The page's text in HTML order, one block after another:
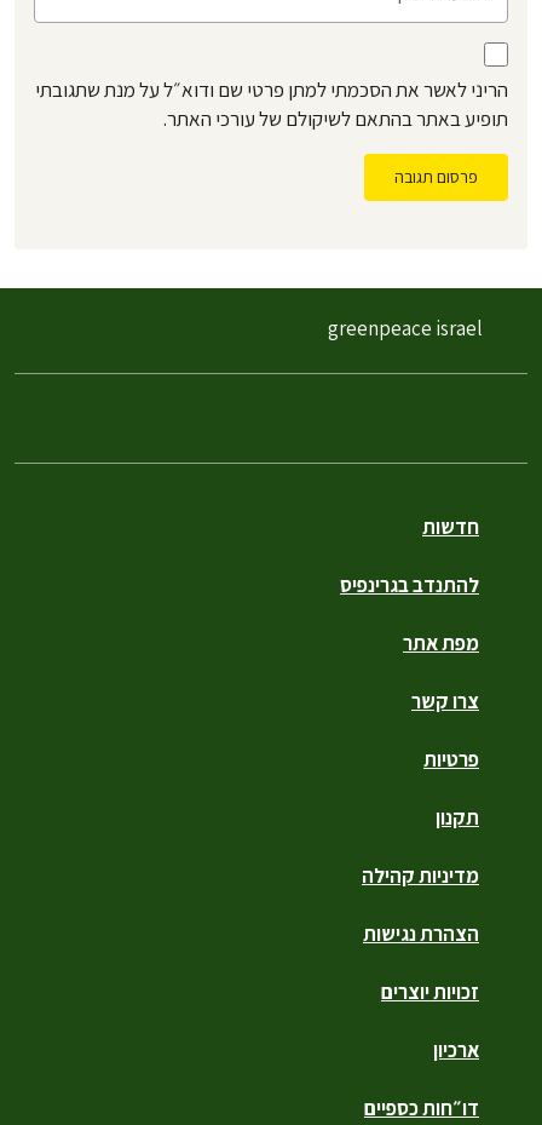
הריני לאשר את הסכמתי למתן פרטי שם ודוא״ל על מנת שתגובתי
תופיע באתר בהתאם לשיקולם של עורכי האתר.
פרסום תגובה
חדשות
להתנדב בגרינפיס
מפת אתר
צרו קשר
פרטיות
תקנון
מדיניות קהילה
הצהרת נגישות
זכויות יוצרים
ארכיון
דו״חות כספיים